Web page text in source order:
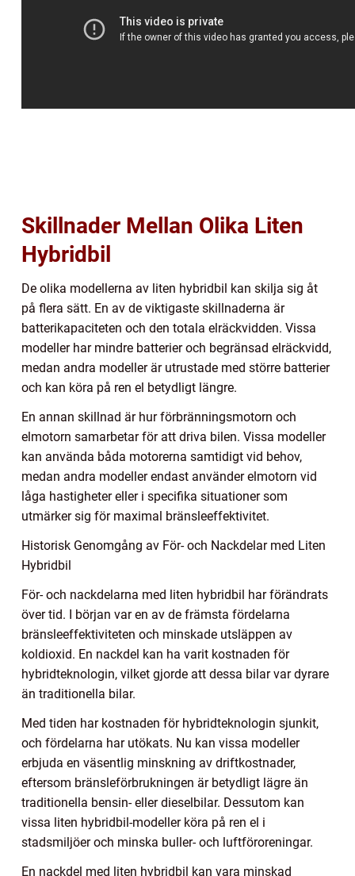
Skillnader Mellan Olika Liten
Hybridbil
De olika modellerna av liten hybridbil kan skilja sig åt
på flera sätt. En av de viktigaste skillnaderna är
batterikapaciteten och den totala elräckvidden. Vissa
modeller har mindre batterier och begränsad elräckvidd,
medan andra modeller är utrustade med större batterier
och kan köra på ren el betydligt längre.
En annan skillnad är hur förbränningsmotorn och
elmotorn samarbetar för att driva bilen. Vissa modeller
kan använda båda motorerna samtidigt vid behov,
medan andra modeller endast använder elmotorn vid
låga hastigheter eller i specifika situationer som
utmärker sig för maximal bränsleeffektivitet.
Historisk Genomgång av För- och Nackdelar med Liten
Hybridbil
För- och nackdelarna med liten hybridbil har förändrats
över tid. I början var en av de främsta fördelarna
bränsleeffektiviteten och minskade utsläppen av
koldioxid. En nackdel kan ha varit kostnaden för
hybridteknologin, vilket gjorde att dessa bilar var dyrare
än traditionella bilar.
Med tiden har kostnaden för hybridteknologin sjunkit,
och fördelarna har utökats. Nu kan vissa modeller
erbjuda en väsentlig minskning av driftkostnader,
eftersom bränsleförbrukningen är betydligt lägre än
traditionella bensin- eller dieselbilar. Dessutom kan
vissa liten hybridbil-modeller köra på ren el i
stadsmiljöer och minska buller- och luftföroreningar.
En nackdel med liten hybridbil kan vara minskad